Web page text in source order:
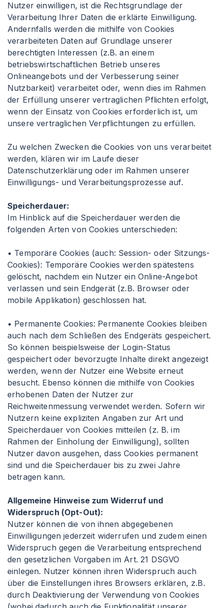
Nutzer einwilligen, ist die Rechtsgrundlage der
Verarbeitung Ihrer Daten die erklärte Einwilligung.
Andernfalls werden die mithilfe von Cookies
verarbeiteten Daten auf Grundlage unserer
berechtigten Interessen (z.B. an einem
betriebswirtschaftlichen Betrieb unseres
Onlineangebots und der Verbesserung seiner
Nutzbarkeit) verarbeitet oder, wenn dies im Rahmen
der Erfüllung unserer vertraglichen Pflichten erfolgt,
wenn der Einsatz von Cookies erforderlich ist, um
unsere vertraglichen Verpflichtungen zu erfüllen.
Zu welchen Zwecken die Cookies von uns verarbeitet
werden, klären wir im Laufe dieser
Datenschutzerklärung oder im Rahmen unserer
Einwilligungs- und Verarbeitungsprozesse auf.
Speicherdauer:
Im Hinblick auf die Speicherdauer werden die
folgenden Arten von Cookies unterschieden:
• Temporäre Cookies (auch: Session- oder Sitzungs-
Cookies): Temporäre Cookies werden spätestens
gelöscht, nachdem ein Nutzer ein Online-Angebot
verlassen und sein Endgerät (z.B. Browser oder
mobile Applikation) geschlossen hat.
• Permanente Cookies: Permanente Cookies bleiben
auch nach dem Schließen des Endgeräts gespeichert.
So können beispielsweise der Login-Status
gespeichert oder bevorzugte Inhalte direkt angezeigt
werden, wenn der Nutzer eine Website erneut
besucht. Ebenso können die mithilfe von Cookies
erhobenen Daten der Nutzer zur
Reichweitenmessung verwendet werden. Sofern wir
Nutzern keine expliziten Angaben zur Art und
Speicherdauer von Cookies mitteilen (z. B. im
Rahmen der Einholung der Einwilligung), sollten
Nutzer davon ausgehen, dass Cookies permanent
sind und die Speicherdauer bis zu zwei Jahre
betragen kann.
Allgemeine Hinweise zum Widerruf und
Widerspruch (Opt-Out):
Nutzer können die von ihnen abgegebenen
Einwilligungen jederzeit widerrufen und zudem einen
Widerspruch gegen die Verarbeitung entsprechend
den gesetzlichen Vorgaben im Art. 21 DSGVO
einlegen. Nutzer können ihren Widerspruch auch
über die Einstellungen ihres Browsers erklären, z.B.
durch Deaktivierung der Verwendung von Cookies